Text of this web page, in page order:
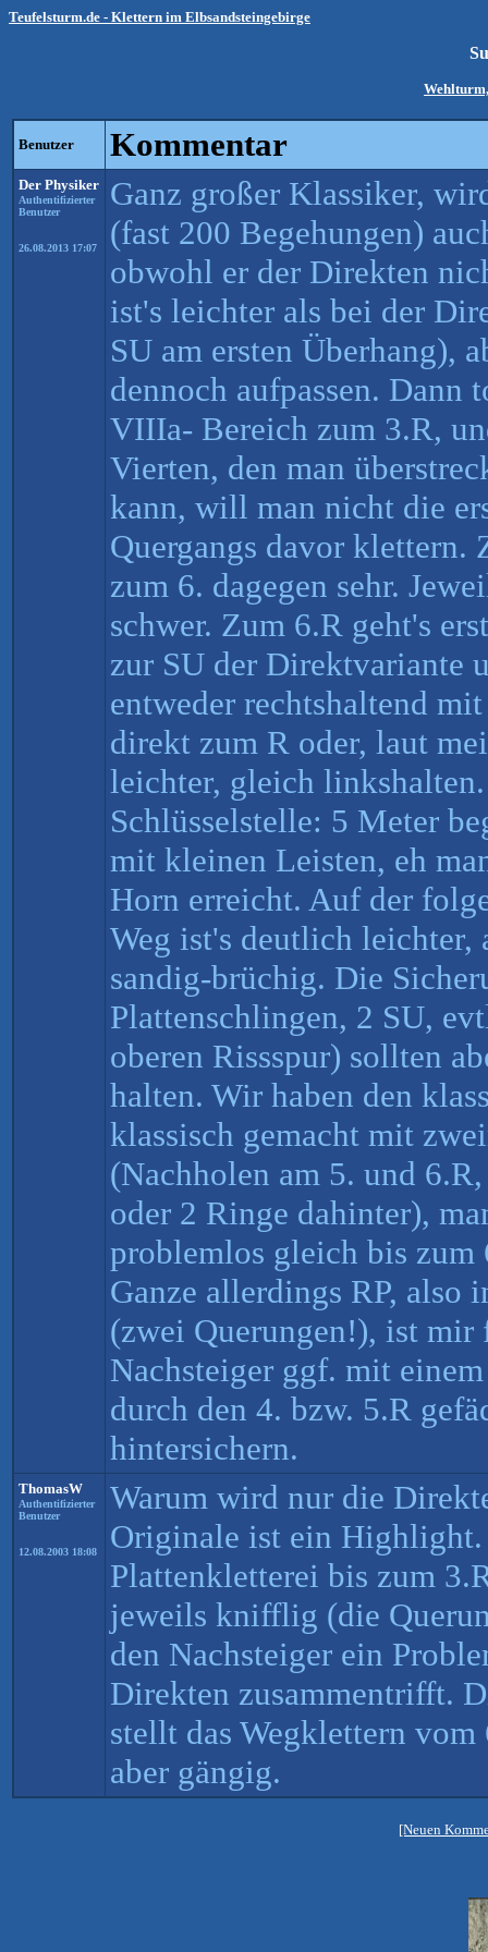
Teufelsturm.de - Klettern im Elbsandsteingebirge
Benutzer Kommentar
Der Physiker
Authentifizierter
Benutzer
26.08.2013 17:07
Ganz großer Klassiker,
(fast 200 Begehungen)
obwohl er der Direkten
ist's leichter als bei der
SU am ersten Überhang),
dennoch aufpassen.
VIIIa- Bereich zum 3.R,
Vierten, den man
kann, will man nicht die
Quergangs davor
zum 6. dagegen sehr.
schwer. Zum 6.R geht's
zur SU der Direktvariante
entweder rechtshaltend
direkt zum R oder, laut
leichter, gleich
Schlüsselstelle: 5 Meter
mit kleinen Leisten, eh
Horn erreicht. Auf der
Weg ist's deutlich leichter,
sandig-brüchig. Die
Plattenschlingen, 2 SU,
oberen Rissspur) sollten
halten. Wir haben den
klassisch gemacht mit
(Nachholen am 5. und
oder 2 Ringe dahinter),
problemlos gleich bis zum
Ganze allerdings RP, also
(zwei Querungen!), ist mir
Nachsteiger ggf. mit
durch den 4. bzw. 5.R
hintersichern.
ThomasW
Authentifizierter
Benutzer
12.08.2003 18:08
Warum wird nur die
Originale ist ein
Plattenkletterei bis zum
jeweils knifflig (die
den Nachsteiger ein
Direkten zusammentrifft.
stellt das Wegklettern
aber gängig.
[Neuen